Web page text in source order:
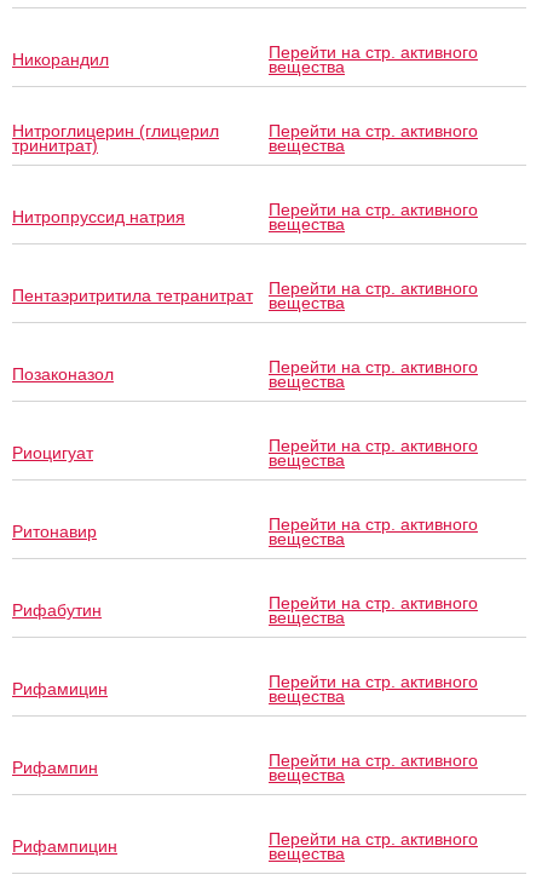
Никорандил Перейти на стр. активного
вещества
Нитроглицерин (глицерил
тринитрат)
Перейти на стр. активного
вещества
Нитропруссид натрия Перейти на стр. активного
вещества
Пентаэритритила тетранитрат Перейти на стр. активного
вещества
Позаконазол Перейти на стр. активного
вещества
Риоцигуат Перейти на стр. активного
вещества
Ритонавир Перейти на стр. активного
вещества
Рифабутин Перейти на стр. активного
вещества
Рифамицин Перейти на стр. активного
вещества
Рифампин Перейти на стр. активного
вещества
Рифампицин Перейти на стр. активного
вещества